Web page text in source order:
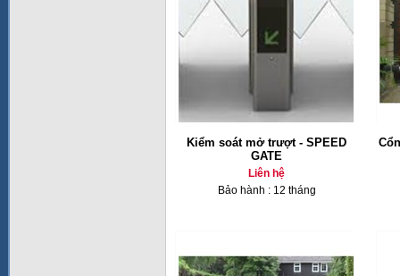
Kiểm soát mở trượt - SPEED
GATE
Liên hệ
Bảo hành : 12 tháng